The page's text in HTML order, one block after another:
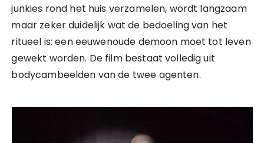
junkies rond het huis verzamelen, wordt langzaam
maar zeker duidelijk wat de bedoeling van het
ritueel is: een eeuwenoude demoon moet tot leven
gewekt worden. De film bestaat volledig uit
bodycambeelden van de twee agenten.